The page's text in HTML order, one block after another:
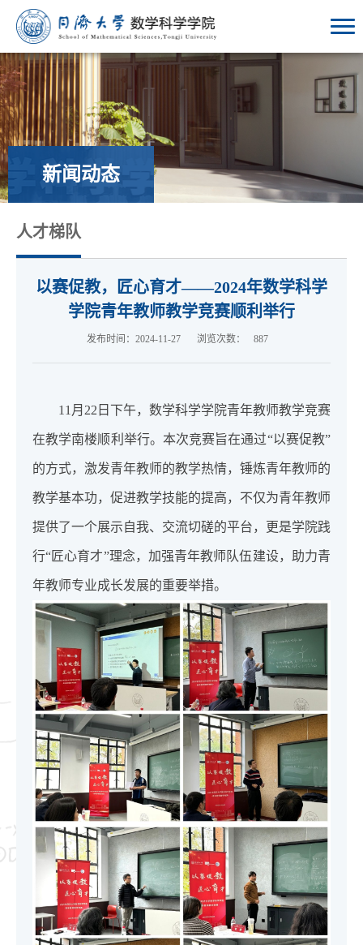
新闻动态
人才梯队
以赛促教，匠心育才——2024年数学科学
学院青年教师教学竞赛顺利举行
发布时间：2024-11-27 浏览次数： 887
11月22日下午，数学科学学院青年教师教学竞赛
在教学南楼顺利举行。本次竞赛旨在通过“以赛促教”
的方式，激发青年教师的教学热情，锤炼青年教师的
教学基本功，促进教学技能的提高，不仅为青年教师
提供了一个展示自我、交流切磋的平台，更是学院践
行“匠心育才”理念，加强青年教师队伍建设，助力青
年教师专业成长发展的重要举措。